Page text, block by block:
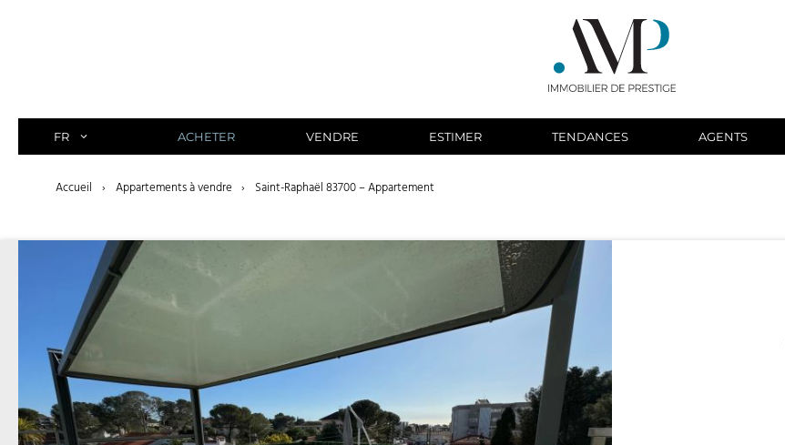
FR ACHETER VENDRE ESTIMER TENDANCES AGENTS
Accueil › Appartements à vendre › Saint-Raphaël 83700 – Appartement